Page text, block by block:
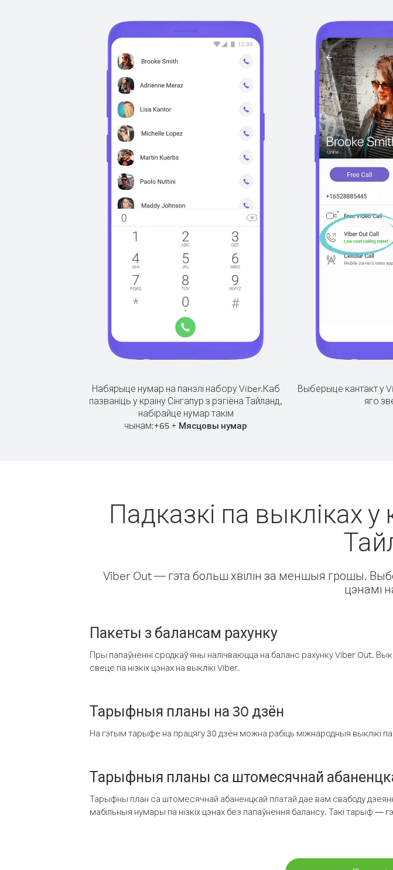
Набярыце нумар на панэлі набору Viber.Каб
пазваніць у краіну Сінгапур з рэгіёна Тайланд,
набірайце нумар такім
чынам:+65 + Мясцовы нумар
Выберыце кантакт у
яго
Падказкі па выкліках у
Viber Out — гэта больш хвілін за меншыя грошы.
цэнамі
Пакеты з балансам рахунку
Пры папаўненні сродкаў яны налічваюцца на баланс рахунку Viber Out.
свеце па нізкіх цэнах на выклікі Viber.
Тарыфныя планы на 30 дзён
На гэтым тарыфе на працягу 30 дзён можна рабіць міжнародныя выклікі па
Тарыфныя планы са штомесячнай
Тарыфны план са штомесячнай абаненцкай платай дае вам свабоду
мабільныя нумары па нізкіх цэнах без папаўнення балансу. Такі тарыф —